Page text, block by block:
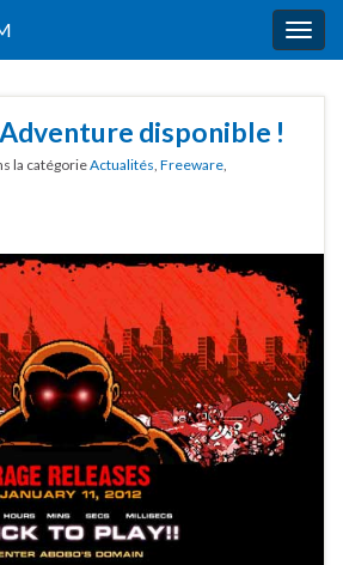
disponible !
la catégorieActualités, Freeware,